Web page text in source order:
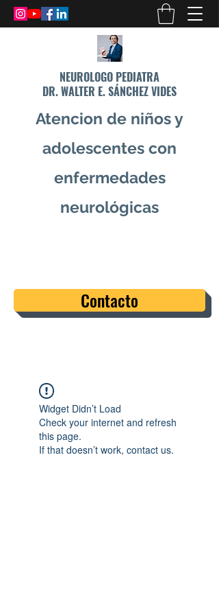
NEUROLOGO PEDIATRA
DR. WALTER E. SÁNCHEZ VIDES
Atencion de niños y
adolescentes con
enfermedades
neurológicas
Contacto
Widget Didn’t Load
Check your internet and refresh
this page.
If that doesn’t work, contact us.